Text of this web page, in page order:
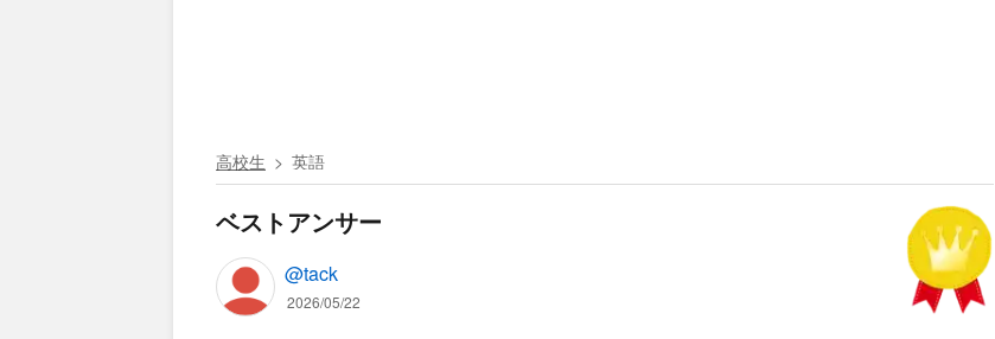
高校生 英語
ベストアンサー
@tack
2026/05/22